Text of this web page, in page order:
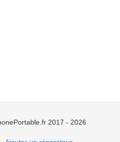
2017 - 2026